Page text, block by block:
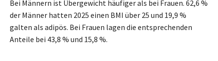
Bei Männern ist Übergewicht häufiger als bei Frauen. 62,6 %
der Männer hatten 2025 einen BMI über 25 und 19,9 %
galten als adipös. Bei Frauen lagen die entsprechenden
Anteile bei 43,8 % und 15,8 %.